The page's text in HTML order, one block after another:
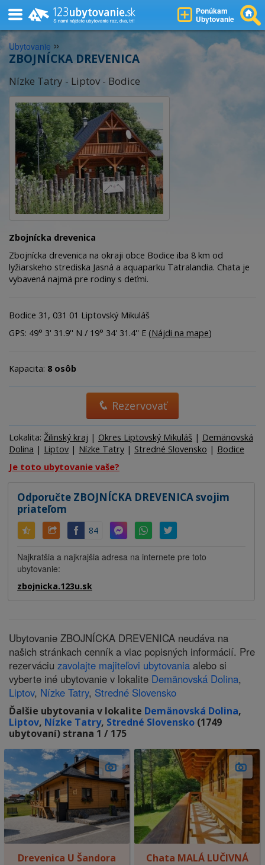
Ponúkam
Ubytovanie
Ubytovanie »
ZBOJNÍCKA DREVENICA
Nízke Tatry - Liptov - Bodice
Zbojnícka drevenica
Zbojnícka drevenica na okraji obce Bodice iba 8 km od
lyžiarskeho strediska Jasná a aquaparku Tatralandia. Chata je
vybavená najmä pre rodiny s deťmi.
Bodice 31, 031 01 Liptovský Mikuláš
GPS: 49° 3' 31.9'' N / 19° 34' 31.4'' E (Nájdi na mape)
Kapacita: 8 osôb
Rezervovať
Lokalita: Žilinský kraj | Okres Liptovský Mikuláš | Demänovská
Dolina | Liptov | Nízke Tatry | Stredné Slovensko | Bodice
Je toto ubytovanie vaše?
Odporučte ZBOJNÍCKA DREVENICA svojim
priateľom
84
Najkratšia a najkrajšia adresa na internete pre toto
ubytovanie:
zbojnicka.123u.sk
Ubytovanie ZBOJNÍCKA DREVENICA neudáva na
našich stránkach cenník a viac popisných informácií. Pre
rezerváciu zavolajte majiteľovi ubytovania alebo si
vyberte iné ubytovanie v lokalite Demänovská Dolina,
Liptov, Nízke Tatry, Stredné Slovensko
Ďalšie ubytovania v lokalite Demänovská Dolina,
Liptov, Nízke Tatry, Stredné Slovensko (1749
ubytovaní) strana 1 / 175
Drevenica U Šandora Chata MALÁ LUČIVNÁ